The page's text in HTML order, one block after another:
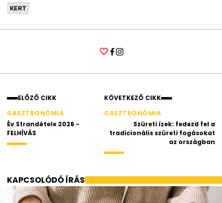
KERT
ELŐZŐ CIKK
GASZTRONÓMIA
Év Strandétele 2026 -
FELHÍVÁS
KÖVETKEZŐ CIKK
GASZTRONÓMIA
Szüreti ízek: fedezd fel a
tradicionális szüreti fogásokat
az országban
KAPCSOLÓDÓ ÍRÁS